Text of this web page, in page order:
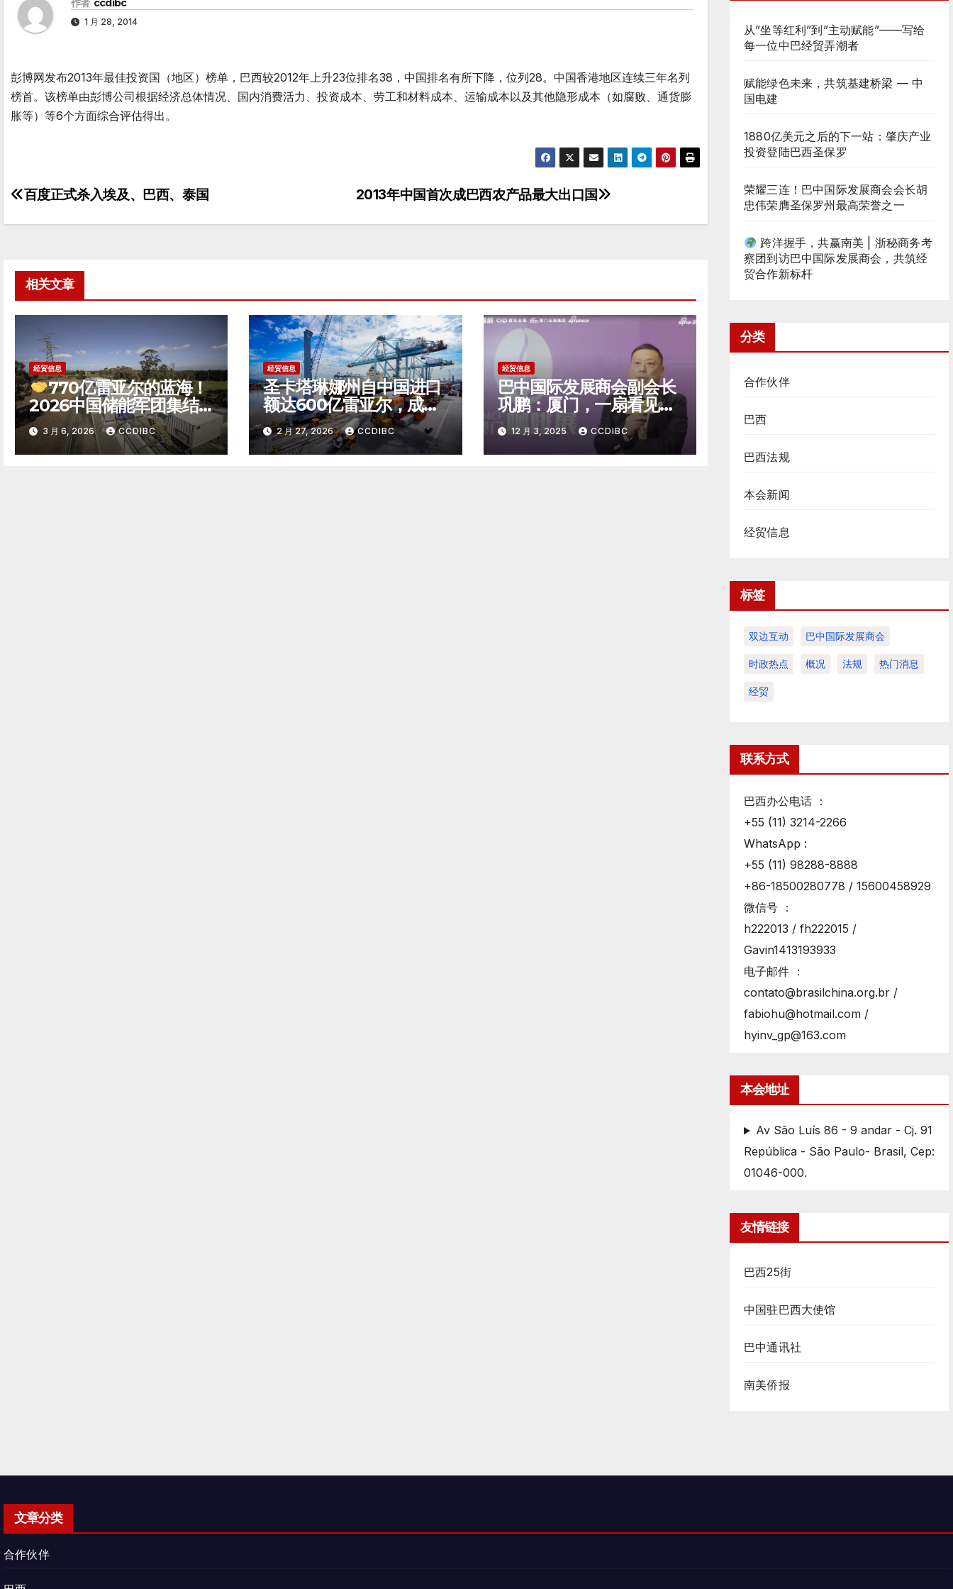
作者 ccdibc
1 月 28, 2014
彭博网发布2013年最佳投资国（地区）榜单，巴西较2012年上升23位排名38，中国排名有所下降，位列28。中国香港地区连续三年名列
榜首。该榜单由彭博公司根据经济总体情况、国内消费活力、投资成本、劳工和材料成本、运输成本以及其他隐形成本（如腐败、通货膨
胀等）等6个方面综合评估得出。
文
章
航
2013年中国首次成巴西农产品最大出口国
百度正式杀入埃及、巴西、泰国
相关文章
经贸信息
770亿雷亚尔的蓝海！
2026中国储能军团集结
巴西，竞逐南美能源转型
新极点
3 月 6, 2026 CCDIBC
经贸信息
圣卡塔琳娜州自中国进口
额达600亿雷亚尔，成为
巴西第二大中国商品进口
州2 月 27, 2026 CCDIBC
经贸信息
巴中国际发展商会副会长
巩鹏：厦门，一扇看见中
国精品咖啡未来的窗口
12 月 3, 2025 CCDIBC
从”坐等红利”到”主动赋能”——写给
每一位中巴经贸弄潮者
赋能绿色未来，共筑基建桥梁 — 中
国电建
1880亿美元之后的下一站：肇庆产业
投资登陆巴西圣保罗
荣耀三连！巴中国际发展商会会长胡
忠伟荣膺圣保罗州最高荣誉之一
跨洋握手，共赢南美 | 浙秘商务考
察团到访巴中国际发展商会，共筑经
贸合作新标杆
分类
合作伙伴
巴西
巴西法规
本会新闻
经贸信息
标签
双边互动 巴中国际发展商会
时政热点 概况 法规 热门消息
经贸
联系方式
巴西办公电话 ：
+55 (11) 3214-2266
WhatsApp :
+55 (11) 98288-8888
+86-18500280778 / 15600458929
微信号 ：
h222013 / fh222015 /
Gavin1413193933
电子邮件 ：
contato@brasilchina.org.br /
fabiohu@hotmail.com /
hyinv_gp@163.com
本会地址
Av São Luís 86 - 9 andar - Cj. 91
República - São Paulo- Brasil, Cep:
01046-000.
友情链接
巴西25街
中国驻巴西大使馆
巴中通讯社
南美侨报
文章分类
合作伙伴